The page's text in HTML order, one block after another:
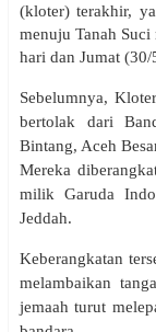
(kloter) terakhir,
menuju Tanah
hari dan Jumat
Sebelumnya,
bertolak dari
Bintang, Aceh
Mereka
milik Garuda
Jeddah.
Keberangkatan
melambaikan
jemaah turut